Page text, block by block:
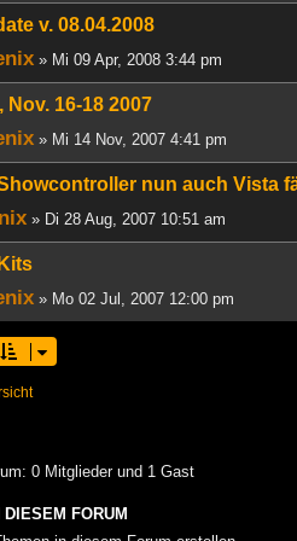
v. 08.04.2008
» Mi 09 Apr, 2008 3:44 pm
Nov. 16-18 2007
» Mi 14 Nov, 2007 4:41 pm
nun auch Vista
» Di 28 Aug, 2007 10:51 am
» Mo 02 Jul, 2007 12:00 pm
0 Mitglieder und 1 Gast
FORUM